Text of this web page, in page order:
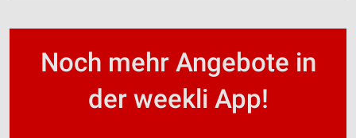
Noch mehr Angebote in
der weekli App!